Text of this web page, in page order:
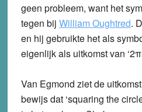
geen probleem, want het
tegen bij William Oughtred.
en hij gebruikte het als
eigenlijk als uitkomst van
Van Egmond ziet de
bewijs dat ‘squaring the